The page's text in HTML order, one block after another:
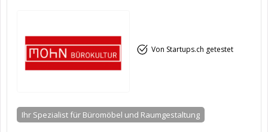
Von Startups.ch getestet
Ihr Spezialist für Büromöbel und Raumgestaltung